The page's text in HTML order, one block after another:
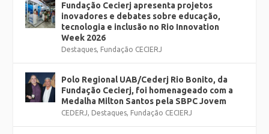
Fundação Cecierj apresenta projetos
inovadores e debates sobre educação,
tecnologia e inclusão no Rio Innovation
Week 2026
Destaques, Fundação CECIERJ
Polo Regional UAB/Cederj Rio Bonito, da
Fundação Cecierj, foi homenageado com a
Medalha Milton Santos pela SBPC Jovem
CEDERJ, Destaques, Fundação CECIERJ